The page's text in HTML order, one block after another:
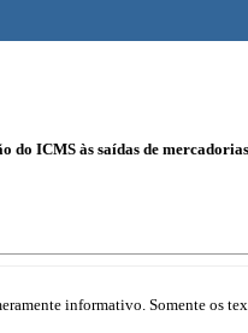
do ICMS às saídas de
informativo. Somente os